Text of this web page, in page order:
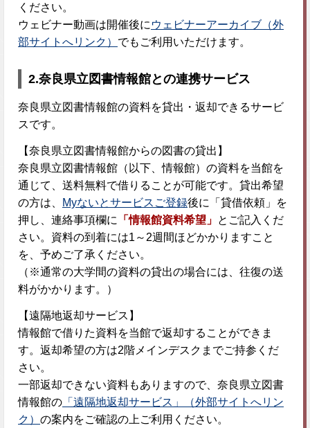
ください。
ウェビナー動画は開催後に ウェビナーアーカイブ（外
部サイトへリンク） でもご利用いただけます。
2.奈良県立図書情報館との連携サービス
奈良県立図書情報館の資料を貸出・返却できるサービ
スです。
【奈良県立図書情報館からの図書の貸出】
奈良県立図書情報館（以下、情報館）の資料を当館を
通じて、送料無料で借りることが可能です。貸出希望
の方は、
Myないとサービスご登録後に「貸借依頼」を
押し、連絡事項欄に
「情報館資料希望」 とご記入くだ
さい。資料の到着には1～2週間ほどかかりますこと
を、予めご了承ください。
（※通常の大学間の資料の貸出の場合には、往復の送
料がかかります。）
【遠隔地返却サービス】
情報館で借りた資料を当館で返却することができま
す。返却希望の方は2階メインデスクまでご持参くだ
さい。
一部返却できない資料もありますので、奈良県立図書
情報館の 「遠隔地返却サービス」（外部サイトへリン
ク） の案内をご確認の上ご利用ください。